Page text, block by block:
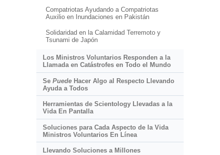
Compatriotas Ayudando a Compatriotas
Auxilio en Inundaciones en Pakistán
Solidaridad en la Calamidad Terremoto y
Tsunami de Japón
Los Ministros Voluntarios Responden a la
Llamada en Catástrofes en Todo el Mundo
Se PuedeHacer Algo al Respecto Llevando
Ayuda a Todos
Herramientas de Scientology Llevadas a la
Vida En Pantalla
Soluciones para Cada Aspecto de la Vida
Ministros Voluntarios En Línea
Llevando Soluciones a Millones